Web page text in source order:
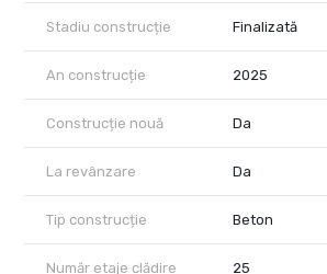
Stadiu construcție Finalizată
An construcție 2025
Construcție nouă Da
La revânzare Da
Tip construcție Beton
Număr etaje clădire 25